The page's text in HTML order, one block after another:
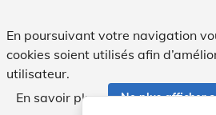
En poursuivant votre navigation
cookies soient utilisés afin
utilisateur.
En savoir plus
Ne plus afficher